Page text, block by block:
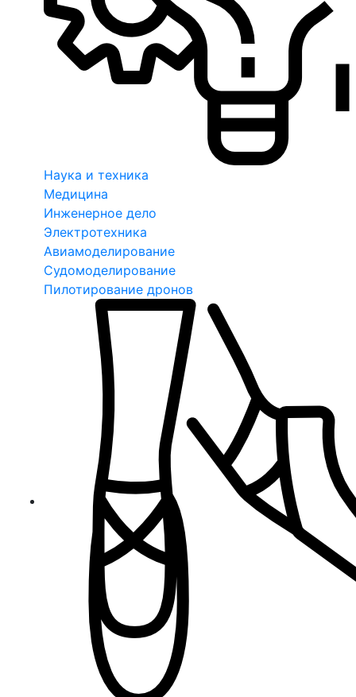
Наука и техника
Медицина
Инженерное дело
Электротехника
Авиамоделирование
Судомоделирование
Пилотирование дронов